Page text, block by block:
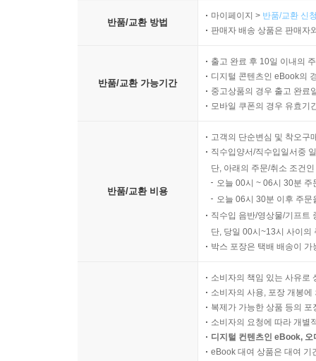
반품/교환 방법
마이페이지 > 반품/교환 신
판매자 배송 상품은 판매자
반품/교환 가능기간
출고 완료 후 10일 이내의
디지털 콘텐츠인 eBook의
중고상품의 경우 출고 완료
모바일 쿠폰의 경우 유효기
반품/교환 비용
고객의 단순변심 및 착오구
직수입양서/직수입일서중
단, 아래의 주문/취소 조건
오늘 00시 ~ 06시 30분
오늘 06시 30분 이후 주
직수입 음반/영상물/기프트
단, 당일 00시~13시 사이의
박스 포장은 택배 배송이
소비자의 책임 있는 사유로
소비자의 사용, 포장 개봉
복제가 가능한 상품 등의
소비자의 요청에 따라 개별
디지털 컨텐츠인 eBook,
eBook 대여 상품은 대여 기